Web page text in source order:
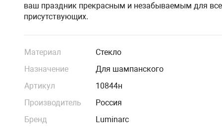
ваш праздник прекрасным и незабываемым для
присутствующих.
Материал
Стекло
Назначение
Для шампанского
Артикул
10844н
Производитель
Россия
Бренд
Luminarc